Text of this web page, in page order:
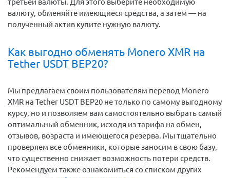
третьей валюты. Для этого выберите необходимую
валюту, обменяйте имеющиеся средства, а затем — на
полученный актив купите нужную валюту.
Как выгодно обменять Monero XMR на
Tether USDT BEP20?
Мы предлагаем своим пользователям перевод Monero
XMR на Tether USDT BEP20 не только по самому выгодному
курсу, но и позволяем вам самостоятельно выбрать самый
оптимальный обменник, исходя из тарифа на обмен,
отзывов, возраста и имеющегося резерва. Мы тщательно
проверяем все обменники, которые заносим в свою базу,
что существенно снижает возможность потери средств.
Рекомендуем также ознакомиться со списком других